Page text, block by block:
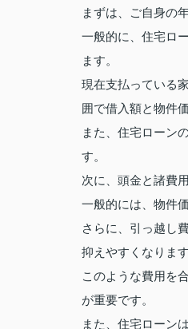
まずは、ご自身の
一般的に、住宅ロ
ます。
現在支払っている
囲で借入額と物件
また、住宅ローン
す。
次に、頭金と諸費
一般的には、物件
さらに、引っ越し
抑えやすくなります
このような費用を
が重要です。
また、住宅ローン